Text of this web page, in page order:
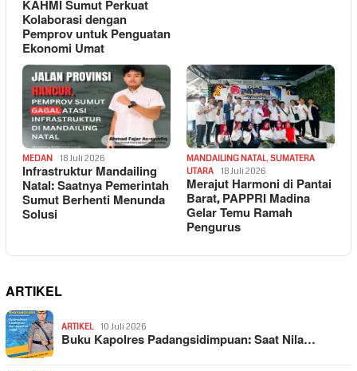
KAHMI Sumut Perkuat
Kolaborasi dengan
Pemprov untuk Penguatan
Ekonomi Umat
MEDAN 18 Juli 2026
Infrastruktur Mandailing
Natal: Saatnya Pemerintah
Sumut Berhenti Menunda
Solusi
MANDAILING NATAL, SUMATERA
UTARA
18 Juli 2026
Merajut Harmoni di Pantai
Barat, PAPPRI Madina
Gelar Temu Ramah
Pengurus
ARTIKEL
ARTIKEL 10 Juli 2026
Buku Kapolres Padangsidimpuan: Saat Nila…